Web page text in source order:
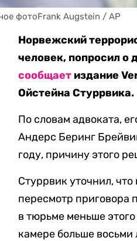
фотоFrank Augstein / AP
Норвежский
человек, попросил о
сообщает издание
Ойстейна Стуррвика.
По словам адвоката,
Андерс Беринг
году, причину этого
Стуррвик уточнил,
пересмотр приговора
в тюрьме меньше
камере больше восьми